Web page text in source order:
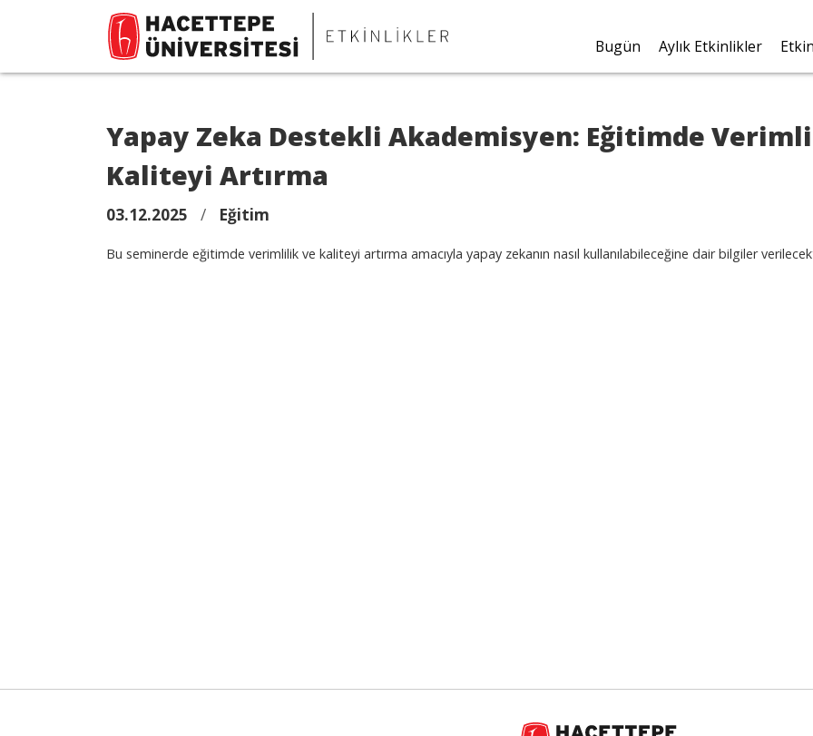
Bugün Aylık Etkinlikler
Yapay Zeka Destekli Akademisyen: Eğitimde
Kaliteyi Artırma
03.12.2025 / Eğitim
Bu seminerde eğitimde verimlilik ve kaliteyi artırma amacıyla yapay zekanın nasıl kullanılabileceğine dair bilgiler